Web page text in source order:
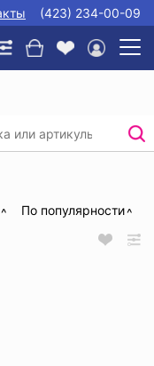
(423) 234-00-09
По популярности